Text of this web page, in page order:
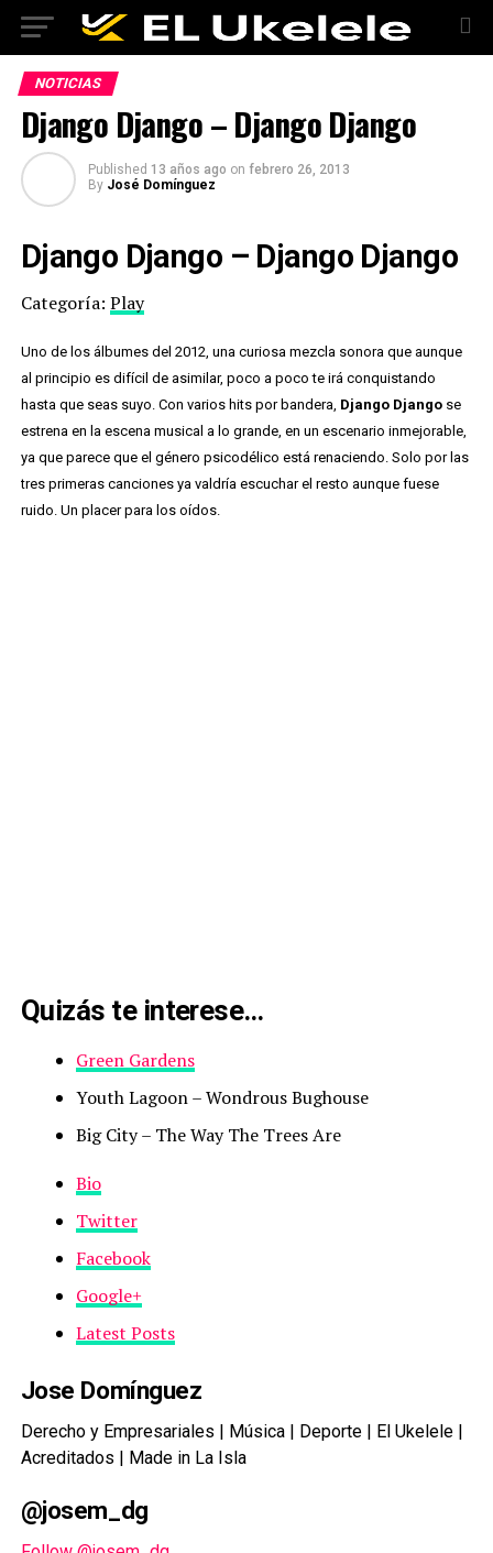
NOTICIAS
Django Django – Django Django
Published 13 años ago on febrero 26, 2013
By José Domínguez
Django Django – Django Django
Categoría: Play
Uno de los álbumes del 2012, una curiosa mezcla sonora que aunque
al principio es difícil de asimilar, poco a poco te irá conquistando
hasta que seas suyo. Con varios hits por bandera, Django Djangose
estrena en la escena musical a lo grande, en un escenario inmejorable,
ya que parece que el género psicodélico está renaciendo. Solo por las
tres primeras canciones ya valdría escuchar el resto aunque fuese
ruido. Un placer para los oídos.
Quizás te interese…
Green Gardens
Youth Lagoon – Wondrous Bughouse
Big City – The Way The Trees Are
Bio
Twitter
Facebook
Google+
Latest Posts
Jose Domínguez
Derecho y Empresariales | Música | Deporte | El Ukelele |
Acreditados | Made in La Isla
@josem_dg